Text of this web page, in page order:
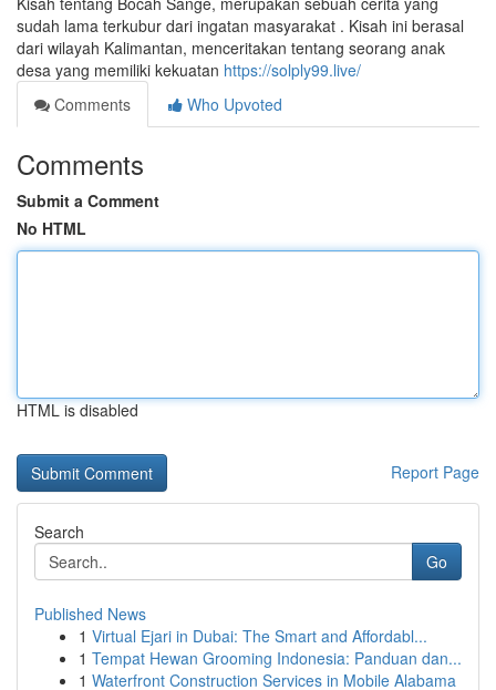
sudah lama terkubur dari ingatan masyarakat . Kisah ini berasal
dari wilayah Kalimantan, menceritakan tentang seorang anak
desa yang memiliki kekuatan https://solply99.live/
Comments
Who Upvoted
Comments
Submit a Comment
No HTML
HTML is disabled
Report Page
Search
Go
Published News
1 Virtual Ejari in Dubai: The Smart and Affordabl...
1 Tempat Hewan Grooming Indonesia: Panduan dan...
1 Waterfront Construction Services in Mobile Alabama